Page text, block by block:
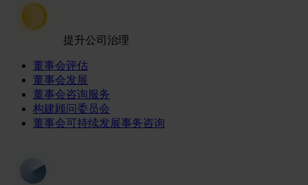
提升公司治理
董事会评估
董事会发展
董事会咨询服务
构建顾问委员会
董事会可持续发展事务咨询